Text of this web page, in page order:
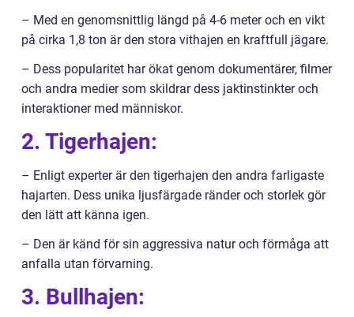
– Med en genomsnittlig längd på 4-6 meter och en vikt
på cirka 1,8 ton är den stora vithajen en kraftfull jägare.
– Dess popularitet har ökat genom dokumentärer, filmer
och andra medier som skildrar dess jaktinstinkter och
interaktioner med människor.
2. Tigerhajen:
– Enligt experter är den tigerhajen den andra farligaste
hajarten. Dess unika ljusfärgade ränder och storlek gör
den lätt att känna igen.
– Den är känd för sin aggressiva natur och förmåga att
anfalla utan förvarning.
3. Bullhajen: